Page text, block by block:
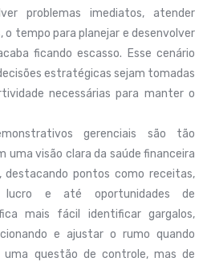
problemas imediatos, atender
o tempo para planejar e desenvolver
ficando escasso. Esse cenário
estratégicas sejam tomadas
necessárias para manter o
gerenciais são tão
uma visão clara da saúde financeira
destacando pontos como receitas,
lucro e até oportunidades de
mais fácil identificar gargalos,
e ajustar o rumo quando
uma questão de controle, mas de